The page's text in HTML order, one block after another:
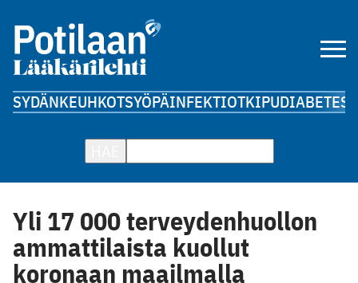
SYDÄNKEUHKOTSYÖPÄINFEKTIOTKIPUDIABETES
Yli 17 000 terveydenhuollon
ammattilaista kuollut
koronaan maailmalla